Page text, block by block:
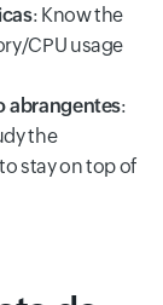
: Know the
CPU usage
abrangentes:
the
stay on top of